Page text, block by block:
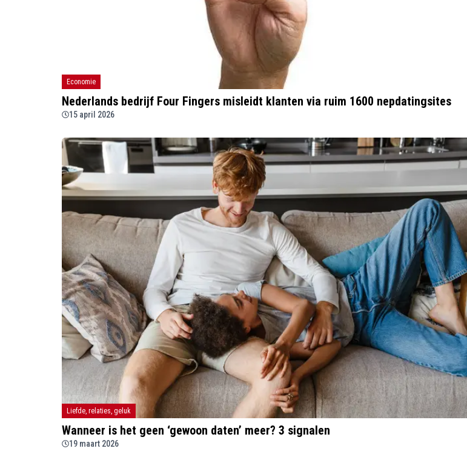
Economie
Nederlands bedrijf Four Fingers misleidt klanten via ruim 1600 nepdatingsites
15 april 2026
Liefde, relaties, geluk
Wanneer is het geen ‘gewoon daten’ meer? 3 signalen
19 maart 2026